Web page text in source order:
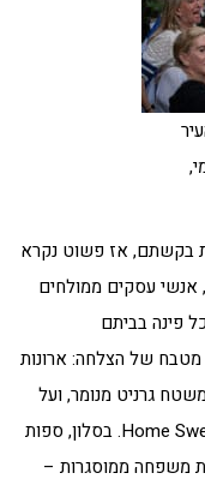
בקשתם, אז פשוט נקרא
זוג בשנות ה-50 לחייהם, אנשי עסקים ממולחים
פינה בביתם
של הצלחה: ארונות
גרניט מנומר, ועל
הרצפה – שטיח קטן ועליו הכיתוב Home Sweet Home. בסלון, ספות
משפחה ממוסגרות –